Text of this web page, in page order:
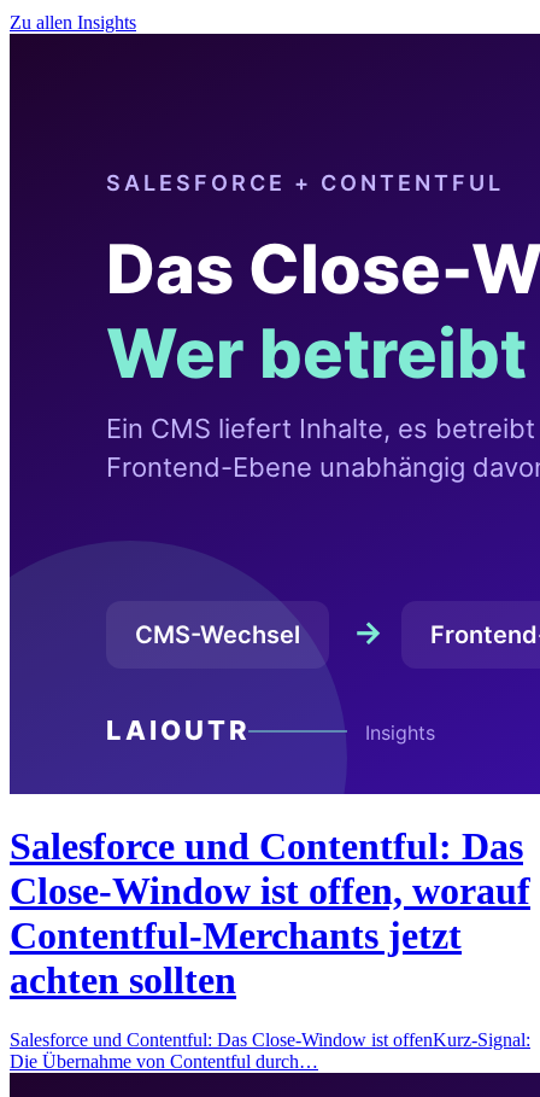
Zu allen Insights
Salesforce und Contentful: Das
Close-Window ist offen, worauf
Contentful-Merchants jetzt
achten sollten
Salesforce und Contentful: Das Close-Window ist offenKurz-Signal:
Die Übernahme von Contentful durch…